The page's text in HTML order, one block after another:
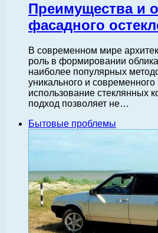
Преимущества и
фасадного
В современном мире
роль в формировании
наиболее популярных
уникального и современного
использование стеклянных
подход позволяет не…
Бытовые проблемы